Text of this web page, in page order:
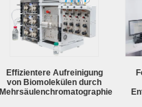
Effizientere Aufreinigung
von Biomolekülen durch
Mehrsäulenchromatographie